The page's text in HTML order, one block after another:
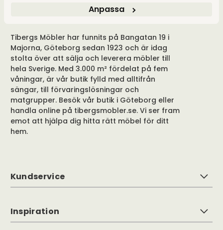
Anpassa
Välkommen till oss
Tibergs Möbler har funnits på Bangatan 19 i
Majorna, Göteborg sedan 1923 och är idag
stolta över att sälja och leverera möbler till
hela Sverige. Med 3.000 m² fördelat på fem
våningar, är vår butik fylld med alltifrån
sängar, till förvaringslösningar och
matgrupper. Besök vår butik i Göteborg eller
handla online på tibergsmobler.se. Vi ser fram
emot att hjälpa dig hitta rätt möbel för ditt
hem.
Kundservice
Inspiration